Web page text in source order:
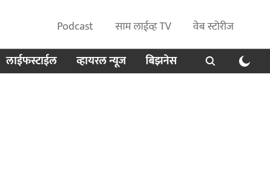
Podcast साम लाईव्ह TV
वेब स्टोरीज
लाईफस्टाईल व्हायरल न्यूज बिझनेस